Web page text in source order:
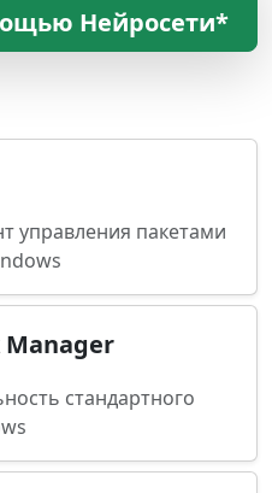
Нейросети*
управления пакетами
стандартного